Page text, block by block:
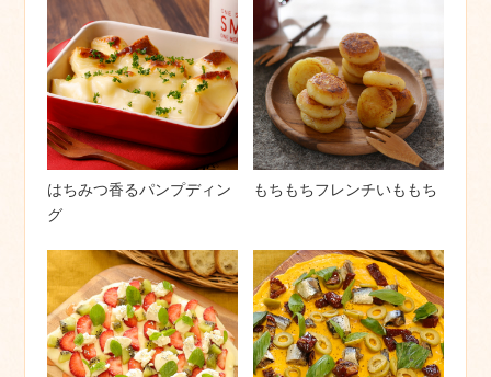
はちみつ香るパンプディン
グ
もちもちフレンチいももち